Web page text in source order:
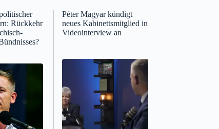
Rückkehr
Péter Magyar kündigt
neues Kabinettsmitglied in
Videointerview an